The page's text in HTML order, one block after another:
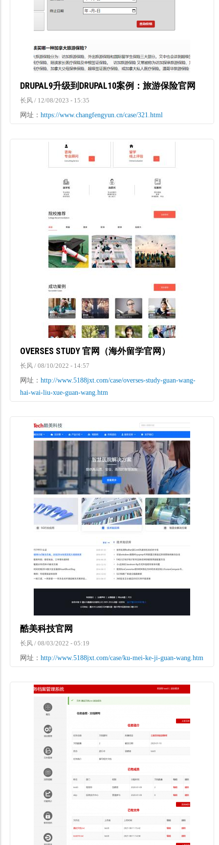
DRUPAL9升级到DRUPAL10案例：旅游保险官网
长风 / 12/08/2023 - 15:35
网址： https://www.changfengyun.cn/case/321.html
OVERSES STUDY 官网（海外留学官网）
长风 / 08/10/2022 - 14:57
网址： http://www.5188jxt.com/case/overses-study-guan-wang-
hai-wai-liu-xue-guan-wang.htm
酷美科技官网
长风 / 08/03/2022 - 05:19
网址： http://www.5188jxt.com/case/ku-mei-ke-ji-guan-wang.htm